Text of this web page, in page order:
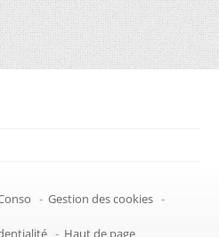
- Gestion des cookies -
- Haut de page